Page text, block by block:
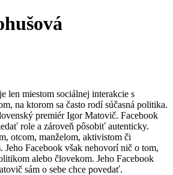
len miestom sociálnej interakcie s
na ktorom sa často rodí súčasná politika.
premiér Igor Matovič. Facebook
role a zároveň pôsobiť autenticky.
otcom, manželom, aktivistom či
Facebook však nehovorí nič o tom,
alebo človekom. Jeho Facebook
sám o sebe chce povedať.